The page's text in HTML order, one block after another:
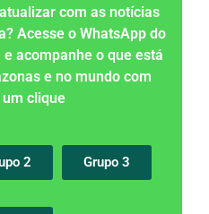
com as notícias
Acesse o WhatsApp do
e acompanhe o que está
e no mundo com
clique
2 Grupo 3